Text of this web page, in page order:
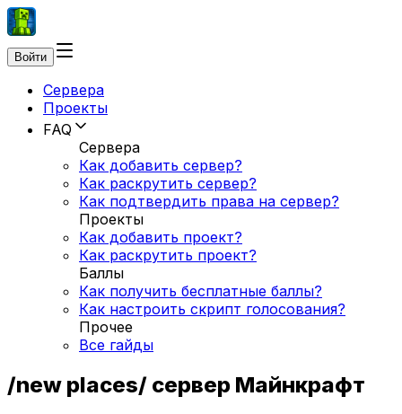
Войти
Сервера
Проекты
FAQ
Сервера
Как добавить сервер?
Как раскрутить сервер?
Как подтвердить права на сервер?
Проекты
Как добавить проект?
Как раскрутить проект?
Баллы
Как получить бесплатные баллы?
Как настроить скрипт голосования?
Прочее
Все гайды
/new places/ сервер Майнкрафт